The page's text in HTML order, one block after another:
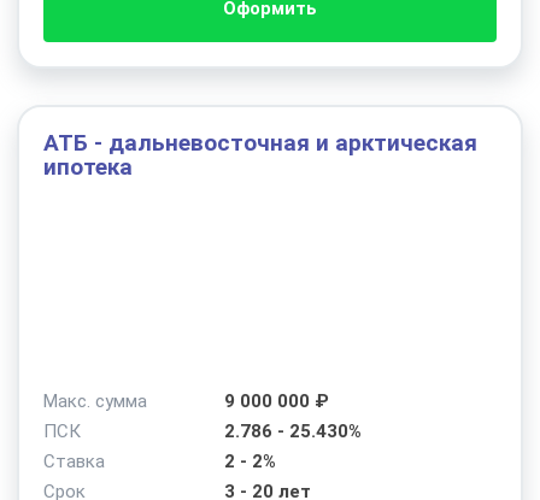
Оформить
АТБ - дальневосточная и арктическая
ипотека
Макс. сумма
9 000 000 ₽
ПСК
2.786 - 25.430%
Ставка
2 - 2%
Срок
3 - 20 лет